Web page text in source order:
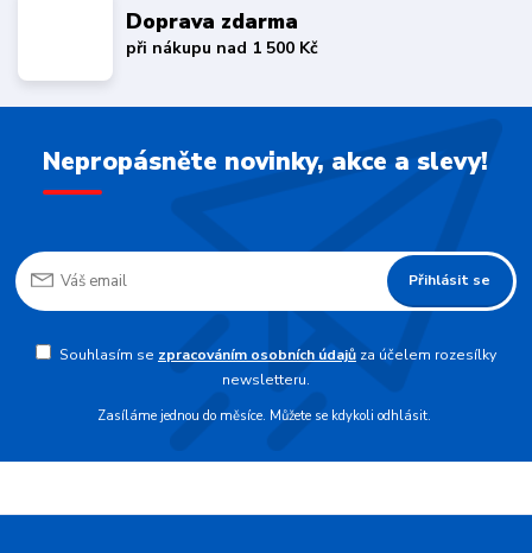
Doprava zdarma
při nákupu nad 1 500 Kč
Nepropásněte novinky, akce a slevy!
Přihlásit se
Souhlasím se zpracováním osobních údajůza účelem rozesílky
newsletteru.
Zasíláme jednou do měsíce. Můžete se kdykoli odhlásit.